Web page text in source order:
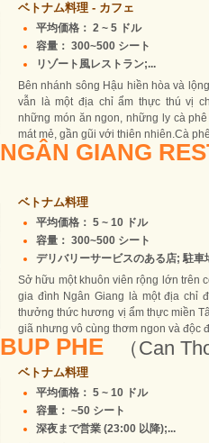
ベトナム料理 - カフェ
平均価格： 2 ~ 5 ドル
容量： 300~500 シート
リゾート風レストラン;...
Bên nhánh sông Hậu hiền hòa và
vẫn là một địa chỉ ẩm thực thú vị
những món ăn ngon, những ly cà
mát mẻ, gần gũi với thiên nhiên.Cà
NGÂN GIANG
ベトナム料理
平均価格： 5 ~ 10 ドル
容量： 300~500 シート
デリバリーサービスのある店; 駐車
Sở hữu một khuôn viên rộng lớn trên
gia đình Ngân Giang là một địa chỉ
thưởng thức hương vị ẩm thực miền
giã nhưng vô cùng thơm ngon và độc
BUP PHE （Can
ベトナム料理
平均価格： 5 ~ 10 ドル
容量： ~50 シート
深夜まで営業 (23:00 以降);...